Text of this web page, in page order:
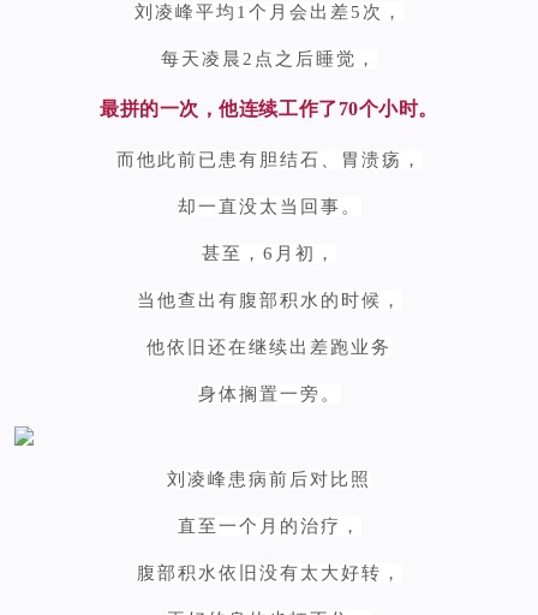
刘凌峰平均1个月会出差5次，
每天凌晨2点之后睡觉，
最拼的一次，他连续工作了70个小时。
而他此前已患有胆结石、胃溃疡，
却一直没太当回事。
甚至，6月初，
当他查出有腹部积水 的时候，
他依旧还在继续出差跑业务
身体搁置一旁。
刘凌峰患病前后对比照
直至一个月的治疗，
腹部积水依旧没有太大好转，